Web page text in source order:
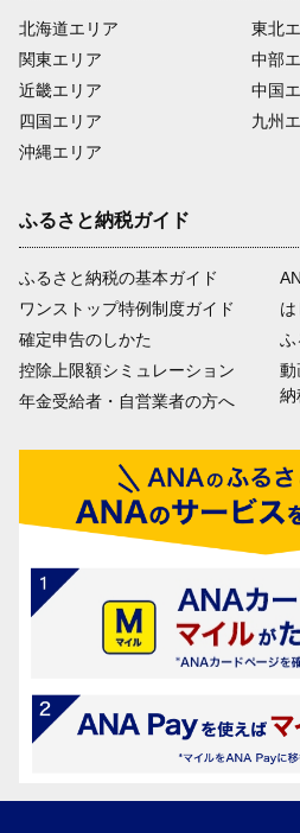
北海道エリア
関東エリア
近畿エリア
四国エリア
沖縄エリア
東北
中部
中国
九州
ふるさと納税ガイド
ふるさと納税の基本ガイド
ワンストップ特例制度ガイド
確定申告のしかた
控除上限額シミュレーション
年金受給者・自営業者の方へ
ふ
動
納